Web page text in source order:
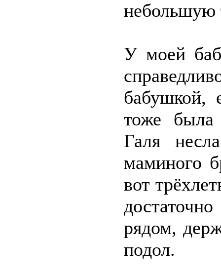
небольшую
У моей
бабушкой,
тоже была
Галя
маминого
вот
рядом,
подол.